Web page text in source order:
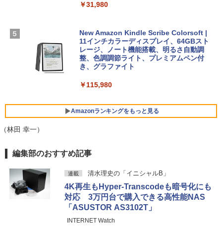
￥129,800
FMV ノートパソコン WE1-K3 (MS 365 P
ersonal/Copilotキー搭載/Win 11/15.6型/
Core i5/16GB/SSD 512GB/ホワイト) FM
VWK3E15W_AZ
ト): Java & Bedrock Edition | オンライ
￥3,600
ェクトリストと最新エミュレータ紹介
￥31,980
New Amazon Kindle Scribe Colorsoft |
11インチカラーディスプレイ、64GBスト
レージ、ノート機能搭載、明るさ自動調
整、色調調節ライト、プレミアムペン付
き、グラファイト
￥115,980
Amazonランキングをもっと見る
（林田 幸一）
編集部のおすすめ記事
連載 清水理史の「イニシャルB」
4K再生もHyper-Transcodeも暗号化にも
対応 3万円台で購入できる高性能NAS
「ASUSTOR AS3102T」
INTERNET Watch